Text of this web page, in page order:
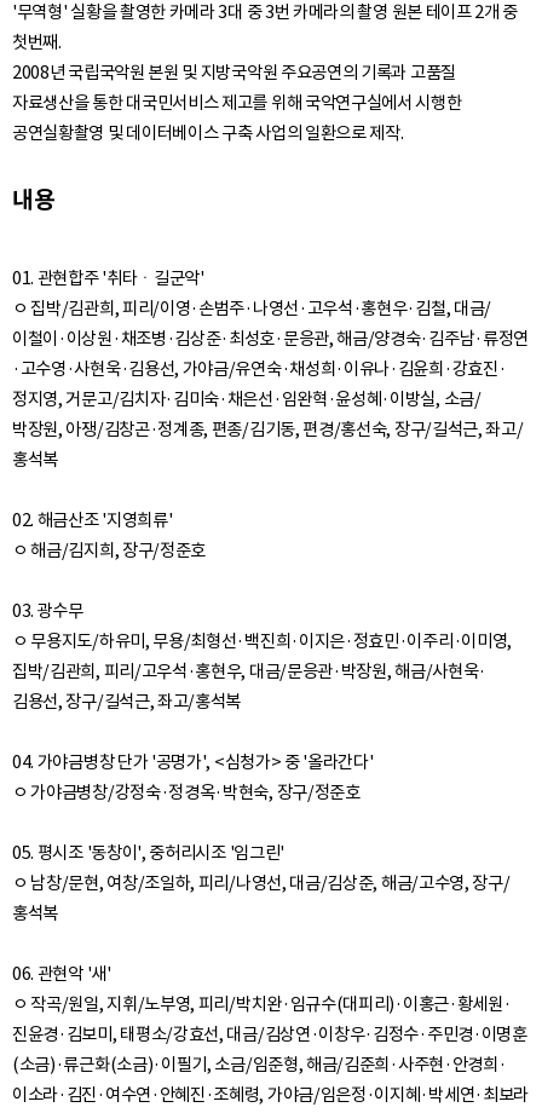
'무역형' 실황을 촬영한 카메라 3대 중 3번 카메라의 촬영 원본 테이프 2개 중
첫번째.
2008년 국립국악원 본원 및 지방국악원 주요공연의 기록과 고품질
자료생산을 통한 대국민서비스 제고를 위해 국악연구실에서 시행한
공연실황촬영 및 데이터베이스 구축 사업의 일환으로 제작.
내용
01. 관현합주 '취타ㆍ길군악'
ㅇ 집박/김관희, 피리/이영·손범주·나영선·고우석·홍현우·김철, 대금/
이철이·이상원·채조병·김상준·최성호·문응관, 해금/양경숙·김주남·류정연
·고수영·사현욱·김용선, 가야금/유연숙·채성희·이유나·김윤희·강효진·
정지영, 거문고/김치자·김미숙·채은선·임완혁·윤성혜·이방실, 소금/
박장원, 아쟁/김창곤·정계종, 편종/김기동, 편경/홍선숙, 장구/길석근, 좌고/
홍석복
02. 해금산조 '지영희류'
ㅇ 해금/김지희, 장구/정준호
03. 광수무
ㅇ 무용지도/하유미, 무용/최형선·백진희·이지은·정효민·이주리·이미영,
집박/김관희, 피리/고우석·홍현우, 대금/문응관·박장원, 해금/사현욱·
김용선, 장구/길석근, 좌고/홍석복
04. 가야금병창 단가 '공명가', <심청가> 중 '올라간다'
ㅇ 가야금병창/강정숙·정경옥·박현숙, 장구/정준호
05. 평시조 '동창이', 중허리시조 '임그린'
ㅇ 남창/문현, 여창/조일하, 피리/나영선, 대금/김상준, 해금/고수영, 장구/
홍석복
06. 관현악 '새'
ㅇ 작곡/원일, 지휘/노부영, 피리/박치완·임규수(대피리)·이홍근·황세원·
진윤경·김보미, 태평소/강효선, 대금/김상연·이창우·김정수·주민경·이명훈
(소금)·류근화(소금)·이필기, 소금/임준형, 해금/김준희·사주현·안경희·
이소라·김진·여수연·안혜진·조혜령, 가야금/임은정·이지혜·박세연·최보라